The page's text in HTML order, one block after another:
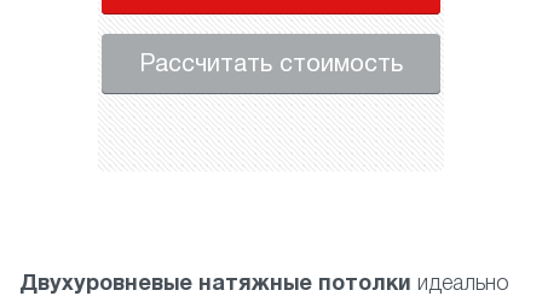
Рассчитать стоимость
Двухуровневые натяжные потолки идеально